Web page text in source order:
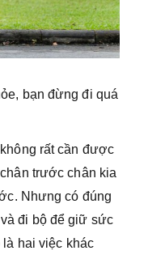
bạn đừng đi quá
rất cần được
trước chân kia
Nhưng có đúng
đi bộ để giữ sức
là hai việc khác